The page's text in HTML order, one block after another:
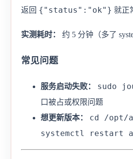
返回 {"status":"ok"} 就正
实测耗时： 约 5 分钟（多了
常见问题
服务启动失败： sudo
口被占或权限问题
想更新版本：
cd /opt/
systemctl restart